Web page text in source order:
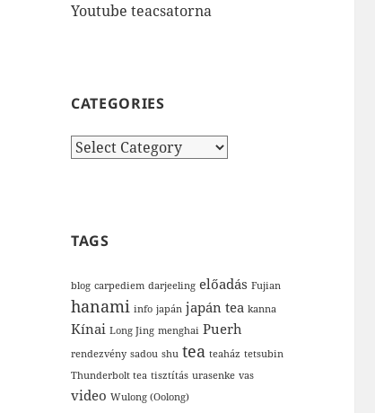
Youtube teacsatorna
CATEGORIES
Categories
TAGS
blog carpediem darjeeling előadás Fujian
hanami info japán japán tea kanna
Kínai Long Jing menghai Puerh
rendezvény sadou shu tea teaház tetsubin
Thunderbolt tea tisztítás urasenke vas
video Wulong (Oolong)